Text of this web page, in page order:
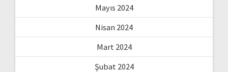
Mayıs 2024
Nisan 2024
Mart 2024
Şubat 2024